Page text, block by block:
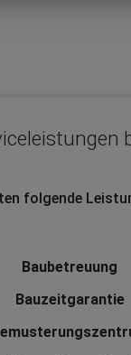
folgende
Baubetreuung
Bauzeitgarantie